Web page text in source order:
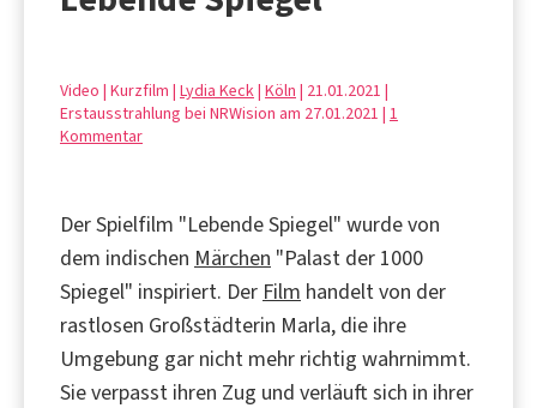
Video | Kurzfilm | Lydia Keck| Köln | 21.01.2021 |
Erstausstrahlung bei NRWision am 27.01.2021 | 1
Kommentar
Der Spielfilm "Lebende Spiegel" wurde von
dem indischen Märchen "Palast der 1000
Spiegel" inspiriert. Der Film handelt von der
rastlosen Großstädterin Marla, die ihre
Umgebung gar nicht mehr richtig wahrnimmt.
Sie verpasst ihren Zug und verläuft sich in ihrer